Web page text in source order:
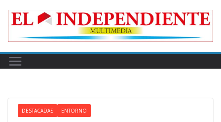
DESTACADAS ENTORNO